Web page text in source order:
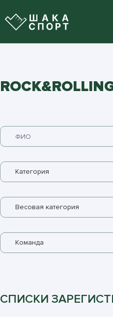
Категория
Весовая категория
Команда
СПИСКИ